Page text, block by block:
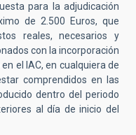
para la adjudicación
de 2.500 Euros, que
reales, necesarios y
con la incorporación
el IAC, en cualquiera de
comprendidos en las
dentro del periodo
al día de inicio del